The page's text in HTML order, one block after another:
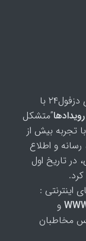
رسانه تحلیلی خبری دزفول۲۴ با
”متشکل
تجربه بیش از
و اطلاع
در تاریخ اول
و
مخاطبان